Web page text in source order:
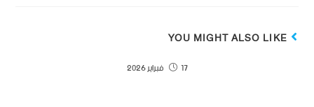
YOU MIGHT ALSO LIKE
17 فبراير 2026